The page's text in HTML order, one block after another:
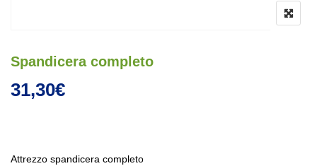
Spandicera completo
31,30€
Attrezzo spandicera completo